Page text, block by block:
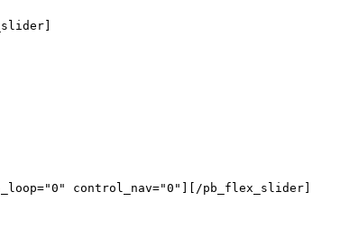
control_nav="0"][/pb_flex_slider]